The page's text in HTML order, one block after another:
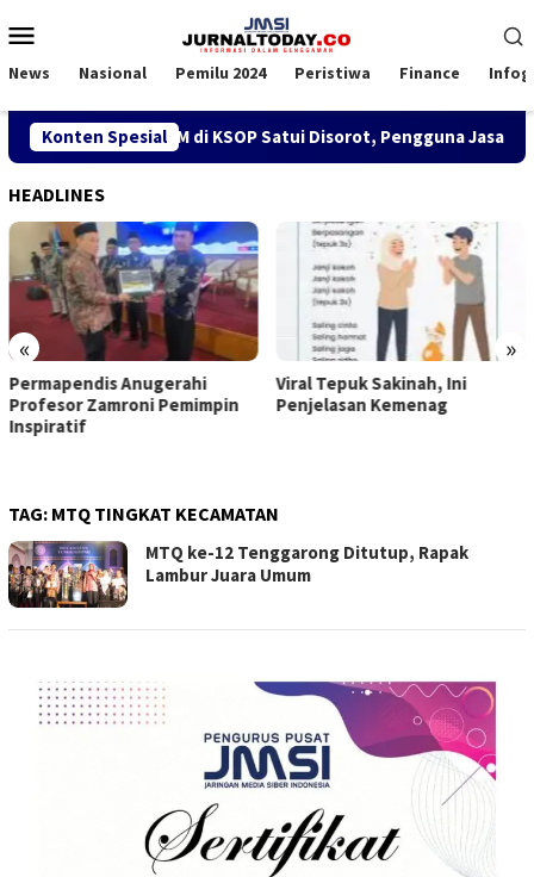
ke
Mobile
News Nasional Pemilu 2024 Peristiwa Finance
Konten Spesial
SPK TKBM di KSOP Satui Disorot, Pengguna Jasa Nilai
HEADLINES
« »
Permapendis Anugerahi
Profesor Zamroni Pemimpin
Inspiratif
Viral Tepuk Sakinah, Ini
Penjelasan Kemenag
TAG: MTQ TINGKAT KECAMATAN
MTQ ke-12 Tenggarong Ditutup, Rapak
Lambur Juara Umum